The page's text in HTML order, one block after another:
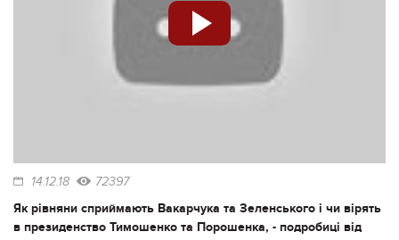
14.12.18 72397
Як рівняни сприймають Вакарчука та Зеленського і чи вірять
в президенство Тимошенко та Порошенка, - подробиці від